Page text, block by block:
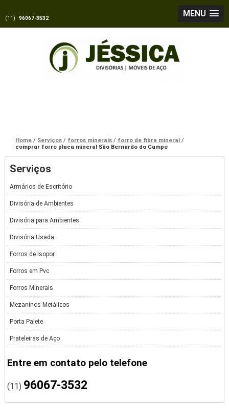
MENU
(11) 96067-3532
Home Serviços forros minerais
forro de fibra mineral
comprar forro placa mineral São Bernardo do Campo
Serviços
Armários de Escritório
Divisória de Ambientes
Divisória para Ambientes
Divisória Usada
Forros de Isopor
Forros em Pvc
Forros Minerais
Mezaninos Metálicos
Porta Palete
Prateleiras de Aço
Entre em contato pelo telefone
(11) 96067-3532